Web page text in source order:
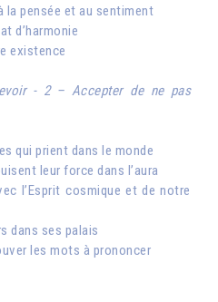
la pensée et au sentiment
d’harmonie
existence
- 2 – Accepter de ne pas
qui prient dans le monde
leur force dans l’aura
l’Esprit cosmique et de notre
dans ses palais
les mots à prononcer